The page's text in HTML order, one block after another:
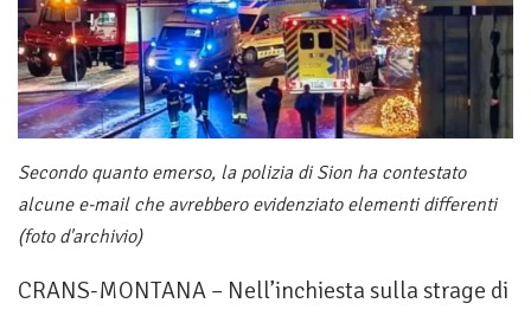
Secondo quanto emerso, la polizia di Sion ha contestato
alcune e-mail che avrebbero evidenziato elementi differenti
(foto d'archivio)
CRANS-MONTANA – Nell’inchiesta sulla strage di